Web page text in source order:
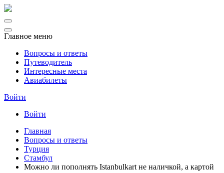
Главное меню
Вопросы и ответы
Путеводитель
Интересные места
Авиабилеты
Войти
Войти
Главная
Вопросы и ответы
Турция
Стамбул
Можно ли пополнять Istanbulkart не наличкой, а картой